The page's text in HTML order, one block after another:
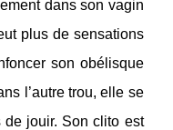
dans son vagin
plus de sensations
son obélisque
l’autre trou, elle se
de jouir. Son clito est